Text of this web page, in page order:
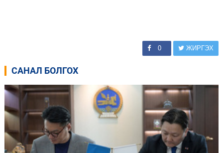
0 ЖИРГЭХ
САНАЛ БОЛГОХ